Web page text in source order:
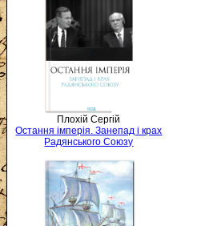
Плохій Сергій
Остання імперія. Занепад і крах
Радянського Союзу